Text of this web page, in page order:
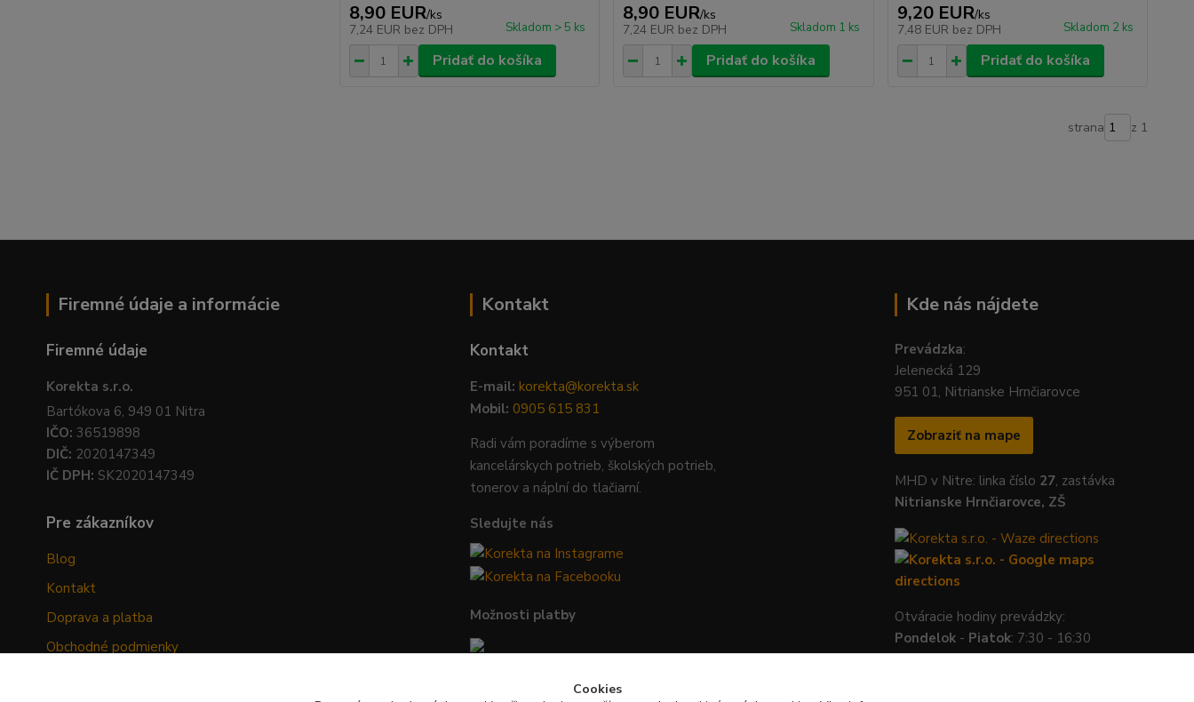
8,90 EUR/ks
7,24 EUR bez DPH Skladom > 5 ks
Pridať do košíka
8,90 EUR/ks
7,24 EUR bez DPH Skladom 1 ks
Pridať do košíka
9,20 EUR/ks
7,48 EUR bez DPH Skladom 2 ks
Pridať do košíka
strana z 1
Firemné údaje a informácie
Firemné údaje
Korekta s.r.o.
Bartókova 6, 949 01 Nitra
IČO: 36519898
DIČ: 2020147349
IČ DPH: SK2020147349
Pre zákazníkov
Blog
Kontakt
Doprava a platba
Obchodné podmienky
Kontakt
Kontakt
E-mail: korekta@korekta.sk
Mobil: 0905 615 831
Radi vám poradíme s výberom
kancelárskych potrieb, školských potrieb,
tonerov a náplní do tlačiarní.
Sledujte nás
Možnosti platby
Bezpečná platba kartou, Google Pay,
Kde nás nájdete
Prevádzka:
Jelenecká 129
951 01, Nitrianske Hrnčiarovce
Zobraziť na mape
MHD v Nitre: linka číslo 27, zastávka
Nitrianske Hrnčiarovce, ZŠ
Otváracie hodiny prevádzky:
Pondelok - Piatok: 7:30 - 16:30
Cookies